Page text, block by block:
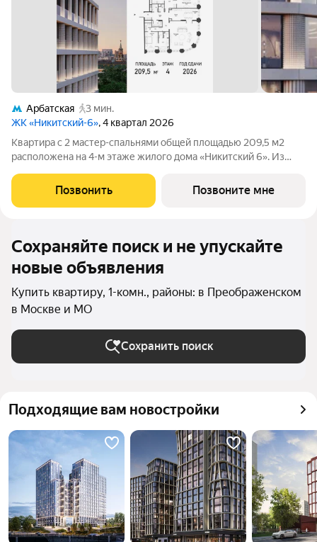
Арбатская
3 мин.
ЖК «Никитский-6», 4 квартал 2026
Квартира с 2 мастер-спальнями общей площадью 209,5 м2
расположена на 4-м этаже жилого дома «Никитский 6». Из
Воздвиженку, Кремль, усадьбу Шаховского, особняк
Морозова. Планировочное решение включает
Позвонить Позвоните мне
Сохраняйте поиск и не упускайте
новые объявления
Купить квартиру, 1-комн., районы: в Преображенском
в Москве и МО
Сохранить поиск
Подходящие вам новостройки